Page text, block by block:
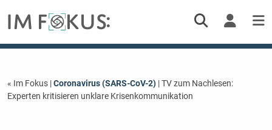
« Im Fokus |Coronavirus (SARS-CoV-2)| TV zum Nachlesen:
Experten kritisieren unklare Krisenkommunikation